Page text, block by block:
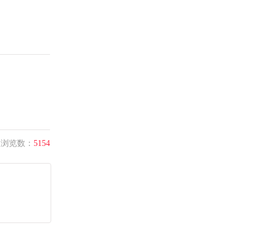
浏览数： 5154